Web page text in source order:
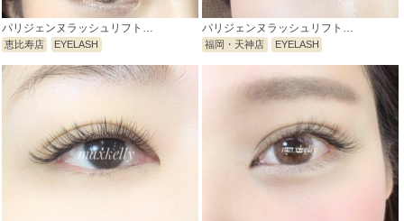
パリジェンヌラッシュリフト…
恵比寿店 EYELASH
パリジェンヌラッシュリフト…
福岡・天神店 EYELASH